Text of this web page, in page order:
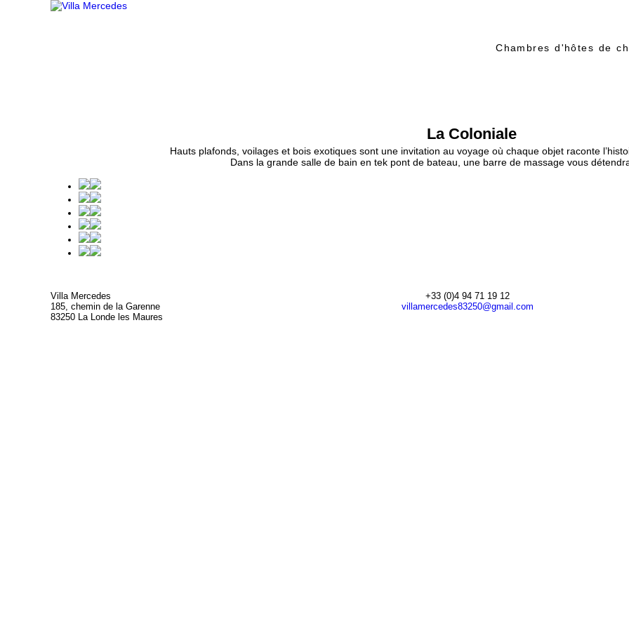
Chambres d'hôtes de
La Coloniale
Hauts plafonds, voilages et bois exotiques sont une invitation au voyage où chaque objet raconte
Dans la grande salle de bain en tek pont de bateau, une barre de massage vous
Villa Mercedes
185, chemin de la Garenne
83250 La Londe les Maures
+33 (0)4 94 71 19 12
villamercedes83250@gmail.com